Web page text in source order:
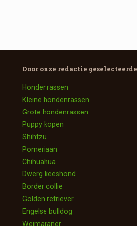
Door onze redactie geselecteerde
Hondenrassen
Kleine hondenrassen
Grote hondenrassen
Puppy kopen
Shihtzu
Pomeriaan
Chihuahua
Dwerg keeshond
Border collie
Golden retriever
Engelse bulldog
Weimaraner